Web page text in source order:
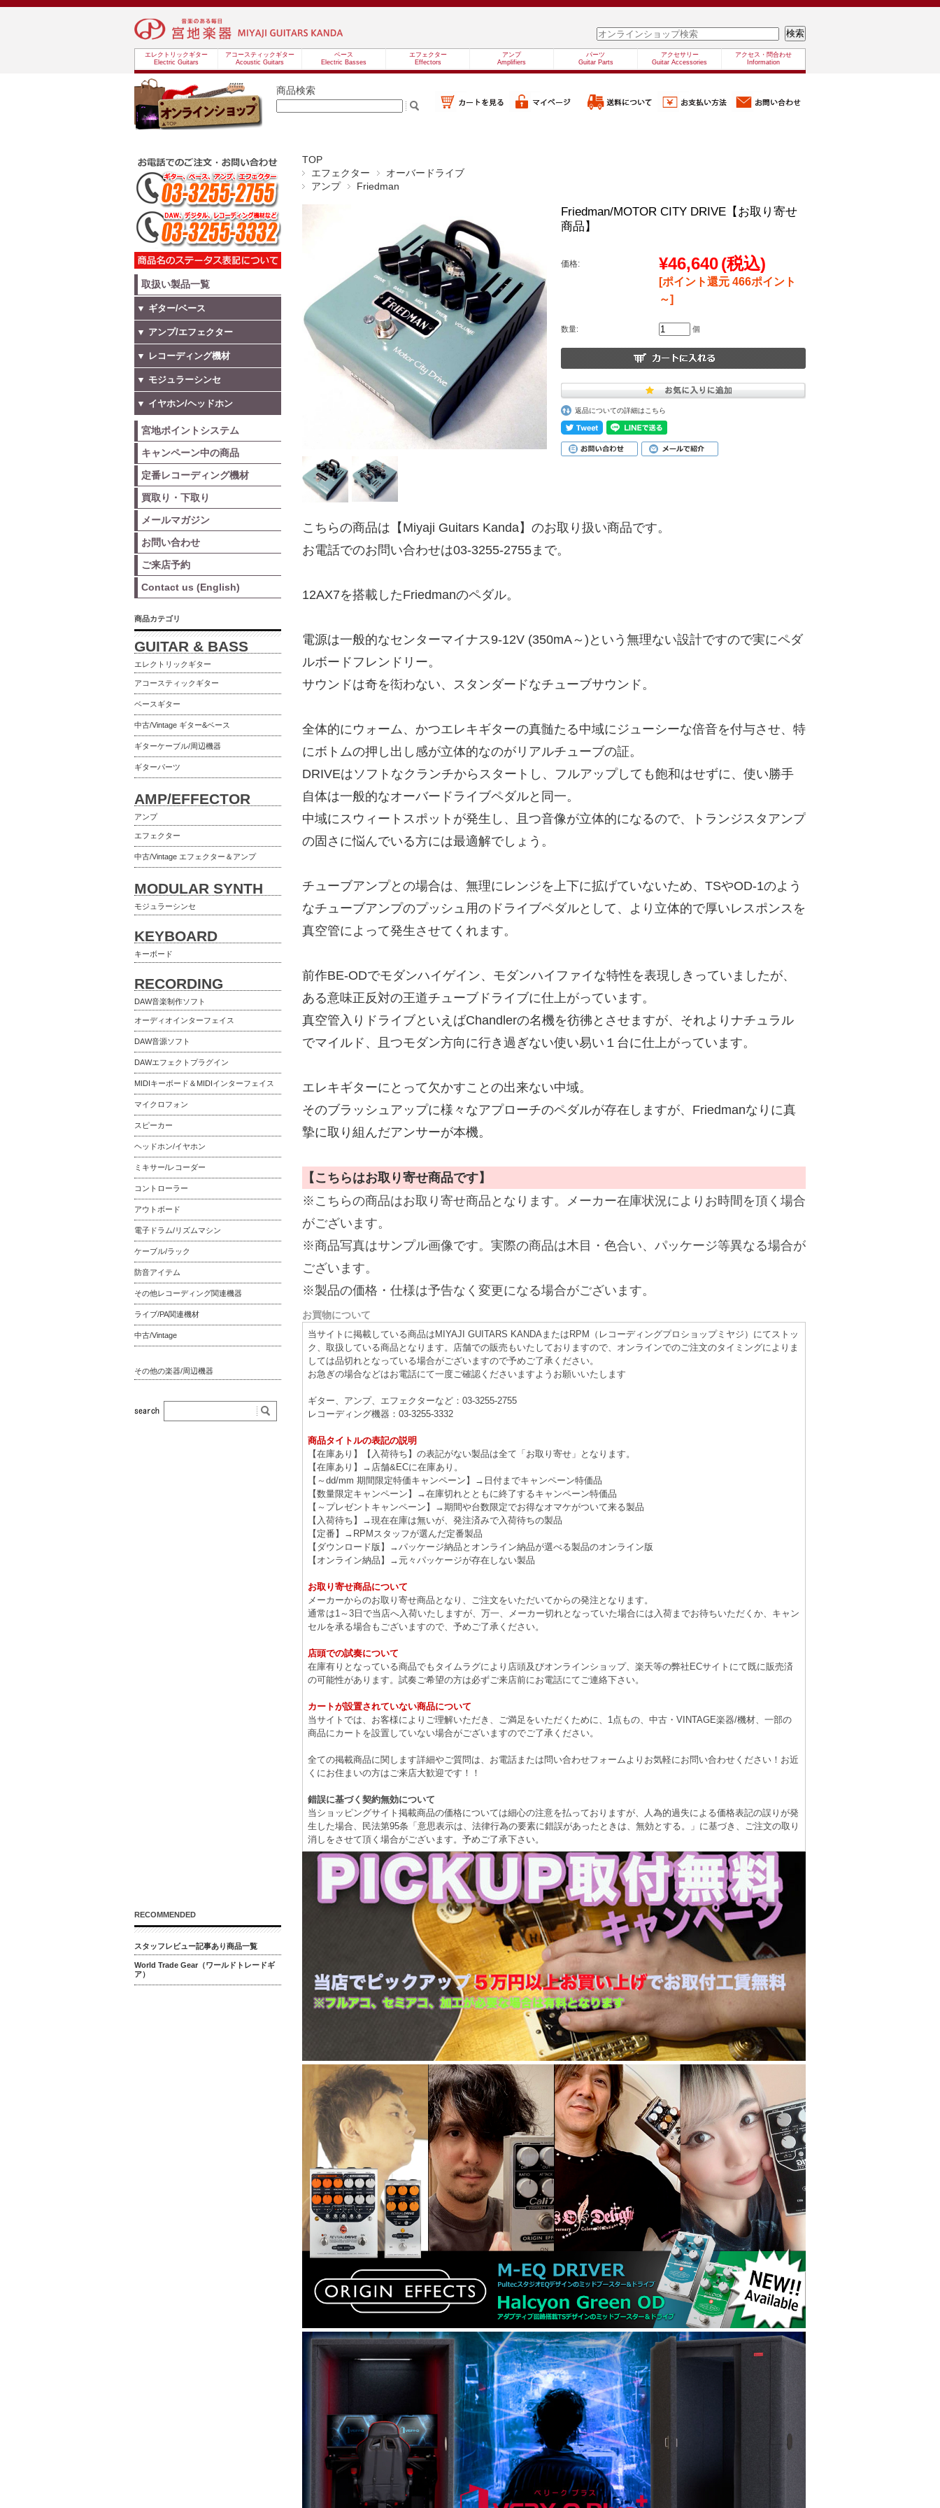
エレクトリックギター
Electric Guitars
アコースティックギター
Acoustic Guitars
ベース
Electric Basses
エフェクター
Effectors
アンプ
Amplifiers
パーツ
Guitar Parts
アクセサリー
Guitar Accessories
アクセス・問合わせ
Information
商品検索
TOP
エフェクター
オーバードライブ
アンプ
Friedman
Friedman/MOTOR CITY DRIVE【お取り寄せ
商品】
価格: ¥46,640(税込)
[ポイント還元 466ポイント
～]
数量: 個
返品についての詳細はこちら
こちらの商品は【Miyaji Guitars Kanda】のお取り扱い商品です。
お電話でのお問い合わせは03-3255-2755まで。
12AX7を搭載したFriedmanのペダル。
電源は一般的なセンターマイナス9-12V (350mA～)という無理ない設計ですので実にペダ
ルボードフレンドリー。
サウンドは奇を衒わない、スタンダードなチューブサウンド。
全体的にウォーム、かつエレキギターの真髄たる中域にジューシーな倍音を付与させ、特
にボトムの押し出し感が立体的なのがリアルチューブの証。
DRIVEはソフトなクランチからスタートし、フルアップしても飽和はせずに、使い勝手
自体は一般的なオーバードライブペダルと同一。
中域にスウィートスポットが発生し、且つ音像が立体的になるので、トランジスタアンプ
の固さに悩んでいる方には最適解でしょう。
チューブアンプとの場合は、無理にレンジを上下に拡げていないため、TSやOD-1のよう
なチューブアンプのプッシュ用のドライブペダルとして、より立体的で厚いレスポンスを
真空管によって発生させてくれます。
前作BE-ODでモダンハイゲイン、モダンハイファイな特性を表現しきっていましたが、
ある意味正反対の王道チューブドライブに仕上がっています。
真空管入りドライブといえばChandlerの名機を彷彿とさせますが、それよりナチュラル
でマイルド、且つモダン方向に行き過ぎない使い易い１台に仕上がっています。
エレキギターにとって欠かすことの出来ない中域。
そのブラッシュアップに様々なアプローチのペダルが存在しますが、Friedmanなりに真
摯に取り組んだアンサーが本機。
【こちらはお取り寄せ商品です】
※こちらの商品はお取り寄せ商品となります。メーカー在庫状況によりお時間を頂く場合
がございます。
※商品写真はサンプル画像です。実際の商品は木目・色合い、パッケージ等異なる場合が
ございます。
※製品の価格・仕様は予告なく変更になる場合がございます。
お買物について
当サイトに掲載している商品はMIYAJI GUITARS KANDAまたはRPM（レコーディングプロショップミヤジ）にてストッ
ク、取扱している商品となります。店舗での販売もいたしておりますので、オンラインでのご注文のタイミングによりま
しては品切れとなっている場合がございますので予めご了承ください。
お急ぎの場合などはお電話にて一度ご確認くださいますようお願いいたします
ギター、アンプ、エフェクターなど：03-3255-2755
レコーディング機器：03-3255-3332
商品タイトルの表記の説明
【在庫あり】【入荷待ち】の表記がない製品は全て「お取り寄せ」となります。
【在庫あり】→店舗&ECに在庫あり。
【～dd/mm 期間限定特価キャンペーン】→日付までキャンペーン特価品
【数量限定キャンペーン】→在庫切れとともに終了するキャンペーン特価品
【～プレゼントキャンペーン】→期間や台数限定でお得なオマケがついて来る製品
【入荷待ち】→現在在庫は無いが、発注済みで入荷待ちの製品
【定番】→RPMスタッフが選んだ定番製品
【ダウンロード版】→パッケージ納品とオンライン納品が選べる製品のオンライン版
【オンライン納品】→元々パッケージが存在しない製品
お取り寄せ商品について
メーカーからのお取り寄せ商品となり、ご注文をいただいてからの発注となります。
通常は1～3日で当店へ入荷いたしますが、万一、メーカー切れとなっていた場合には入荷までお待ちいただくか、キャン
セルを承る場合もございますので、予めご了承ください。
店頭での試奏について
在庫有りとなっている商品でもタイムラグにより店頭及びオンラインショップ、楽天等の弊社ECサイトにて既に販売済
の可能性があります。試奏ご希望の方は必ずご来店前にお電話にてご連絡下さい。
カートが設置されていない商品について
当サイトでは、お客様によりご理解いただき、ご満足をいただくために、1点もの、中古・VINTAGE楽器/機材、一部の
商品にカートを設置していない場合がございますのでご了承ください。
全ての掲載商品に関します詳細やご質問は、お電話または問い合わせフォームよりお気軽にお問い合わせください！お近
くにお住まいの方はご来店大歓迎です！！
錯誤に基づく契約無効について
当ショッピングサイト掲載商品の価格については細心の注意を払っておりますが、人為的過失による価格表記の誤りが発
生した場合、民法第95条「意思表示は、法律行為の要素に錯誤があったときは、無効とする。」に基づき、ご注文の取り
消しをさせて頂く場合がございます。予めご了承下さい。
取扱い製品一覧
▼ ギター/ベース
▼ アンプ/エフェクター
▼ レコーディング機材
▼ モジュラーシンセ
▼ イヤホン/ヘッドホン
宮地ポイントシステム
キャンペーン中の商品
定番レコーディング機材
買取り・下取り
メールマガジン
お問い合わせ
ご来店予約
Contact us (English)
商品カテゴリ
GUITAR & BASS
エレクトリックギター
アコースティックギター
ベースギター
中古/Vintage ギター&ベース
ギターケーブル/周辺機器
ギターパーツ
AMP/EFFECTOR
アンプ
エフェクター
中古/Vintage エフェクター＆アンプ
MODULAR SYNTH
モジュラーシンセ
KEYBOARD
キーボード
RECORDING
DAW音楽制作ソフト
オーディオインターフェイス
DAW音源ソフト
DAWエフェクトプラグイン
MIDIキーボード＆MIDIインターフェイス
マイクロフォン
スピーカー
ヘッドホン/イヤホン
ミキサー/レコーダー
コントローラー
アウトボード
電子ドラム/リズムマシン
ケーブル/ラック
防音アイテム
その他レコーディング関連機器
ライブ/PA関連機材
中古/Vintage
その他の楽器/周辺機器
RECOMMENDED
スタッフレビュー記事あり商品一覧
World Trade Gear（ワールドトレードギ
ア）